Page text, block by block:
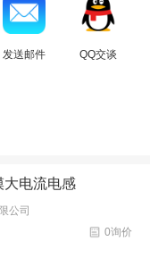
发送邮件 QQ交谈
大电流电感
公司
0询价